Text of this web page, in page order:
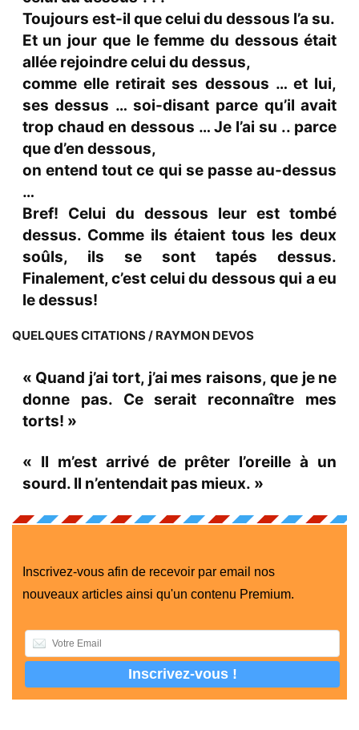
Toujours est-il que celui du dessous l’a su.
Et un jour que le femme du dessous était
allée rejoindre celui du dessus,
comme elle retirait ses dessous … et lui,
ses dessus … soi-disant parce qu’il avait
trop chaud en dessous … Je l’ai su .. parce
que d’en dessous,
on entend tout ce qui se passe au-dessus
…
Bref! Celui du dessous leur est tombé
dessus. Comme ils étaient tous les deux
soûls, ils se sont tapés dessus.
Finalement, c’est celui du dessous qui a eu
le dessus!
QUELQUES CITATIONS / RAYMON DEVOS
« Quand j’ai tort, j’ai mes raisons, que je ne
donne pas. Ce serait reconnaître mes
torts! »
« Il m’est arrivé de prêter l’oreille à un
sourd. Il n’entendait pas mieux. »
Inscrivez-vous afin de recevoir par email nos
nouveaux articles ainsi qu'un contenu Premium.